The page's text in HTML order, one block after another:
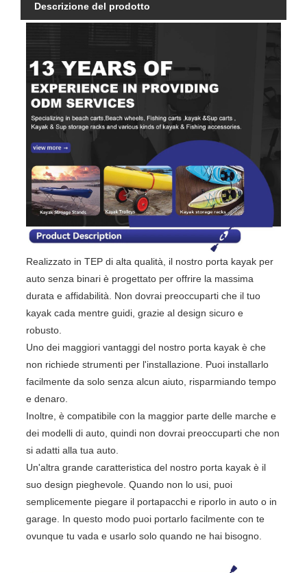
Descrizione del prodotto
Realizzato in TEP di alta qualità, il nostro porta kayak per
auto senza binari è progettato per offrire la massima
durata e affidabilità. Non dovrai preoccuparti che il tuo
kayak cada mentre guidi, grazie al design sicuro e
robusto.
Uno dei maggiori vantaggi del nostro porta kayak è che
non richiede strumenti per l'installazione. Puoi installarlo
facilmente da solo senza alcun aiuto, risparmiando tempo
e denaro.
Inoltre, è compatibile con la maggior parte delle marche e
dei modelli di auto, quindi non dovrai preoccuparti che non
si adatti alla tua auto.
Un'altra grande caratteristica del nostro porta kayak è il
suo design pieghevole. Quando non lo usi, puoi
semplicemente piegare il portapacchi e riporlo in auto o in
garage. In questo modo puoi portarlo facilmente con te
ovunque tu vada e usarlo solo quando ne hai bisogno.